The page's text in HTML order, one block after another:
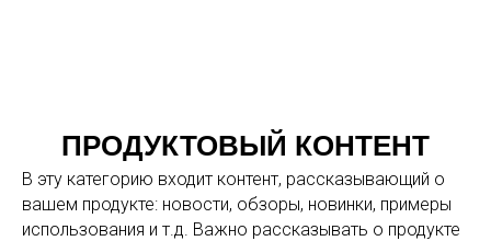
ПРОДУКТОВЫЙ КОНТЕНТ
В эту категорию входит контент, рассказывающий о
вашем продукте: новости, обзоры, новинки, примеры
использования и т.д. Важно рассказывать о продукте